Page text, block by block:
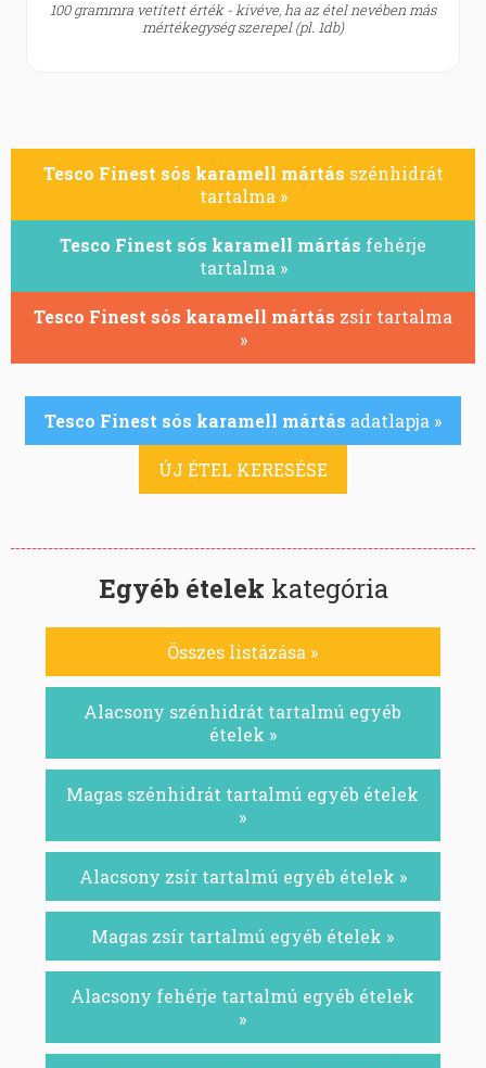
100 grammra vetített érték - kivéve, ha az étel nevében más
mértékegység szerepel (pl. 1db)
Tesco Finest sós karamell mártás szénhidrát
tartalma »
Tesco Finest sós karamell mártás fehérje
tartalma »
Tesco Finest sós karamell mártás zsír tartalma
»
Tesco Finest sós karamell mártás adatlapja »
ÚJ ÉTEL KERESÉSE
Egyéb ételek kategória
Összes listázása »
Alacsony szénhidrát tartalmú egyéb
ételek »
Magas szénhidrát tartalmú egyéb ételek
»
Alacsony zsír tartalmú egyéb ételek »
Magas zsír tartalmú egyéb ételek »
Alacsony fehérje tartalmú egyéb ételek
»